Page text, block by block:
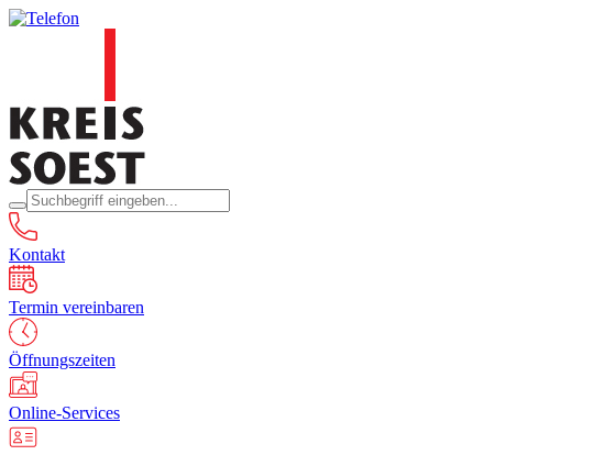
Kontakt
Termin vereinbaren
Öffnungszeiten
Online-Services